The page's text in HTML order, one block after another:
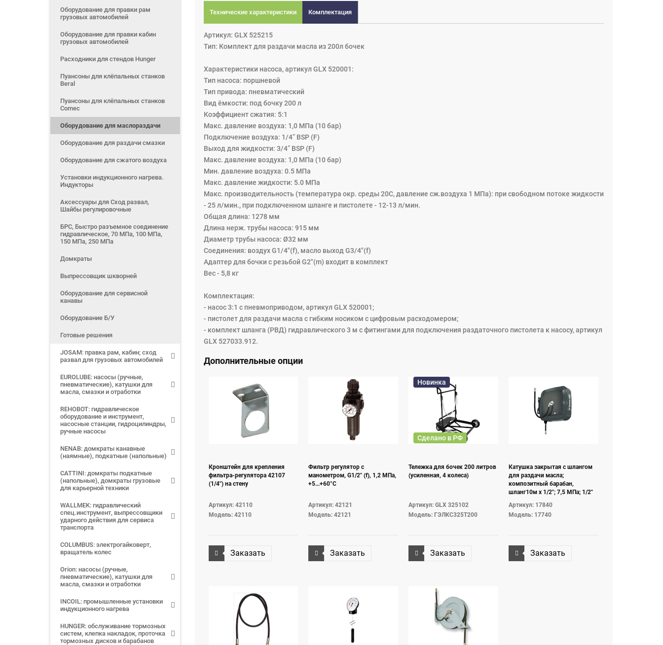
Оборудование для правки рам
грузовых автомобилей
Оборудование для правки кабин
грузовых автомобилей
Расходники для стендов Hunger
Пуансоны для клёпальных станков
Beral
Пуансоны для клёпальных станков
Comec
Оборудование для маслораздачи
Оборудование для раздачи смазки
Оборудование для сжатого воздуха
Установки индукционного нагрева.
Индукторы
Аксессуары для Сход развал,
Шайбы регулировочные
БРС, Быстро разъемное соединение
гидравлическое, 70 МПа, 100 МПа,
150 МПа, 250 МПа
Домкраты
Выпрессовщик шкворней
Оборудование для сервисной
канавы
Оборудование Б/У
Готовые решения
JOSAM: правка рам, кабин; сход
развал для грузовых автомобилей
EUROLUBE: насосы (ручные,
пневматические), катушки для
масла, смазки и отработки
REHOBOT: гидравлическое
оборудование и инструмент,
насосные станции, гидроцилиндры,
ручные насосы
NENAB: домкраты канавные
(наямные), подкатные (напольные)
CATTINI: домкраты подкатные
(напольные), домкраты грузовые
для карьерной техники
WALLMEK: гидравлический
спец.инструмент, выпрессовщики
ударного действия для сервиса
транспорта
COLUMBUS: электрогайковерт,
вращатель колес
Orion: насосы (ручные,
пневматические), катушки для
масла, смазки и отработки
INCOIL: промышленные установки
индукционного нагрева
HUNGER: обслуживание тормозных
систем, клепка накладок, проточка
тормозных дисков и барабанов
- пистолет для раздачи масла с гибким носиком с цифровым расходомером;
- комплект шланга (РВД) гидравлического 3 м с фитингами для подключения раздаточного пистолета к насосу, артикул
GLX 527033.912.
Технические характеристики Комплектация
Артикул: GLX 525215
Тип: Комплект для раздачи масла из 200л бочек
Характеристики насоса, артикул GLX 520001:
Тип насоса: поршневой
Тип привода: пневматический
Вид ёмкости: под бочку 200 л
Коэффициент сжатия: 5:1
Макс. давление воздуха: 1,0 MПa (10 бар)
Подключение воздуха: 1/4” BSP (F)
Выход для жидкости: 3/4” BSP (F)
Maкс. давление воздуха: 1,0 МПа (10 бар)
Мин. давление воздуха: 0.5 MПa
Maкс. давление жидкости: 5.0 MПa
Макс. производительность (температура окр. среды 20С, давление сж.воздуха 1 МПа): при свободном потоке жидкости
- 25 л/мин., при подключенном шланге и пистолете - 12-13 л/мин.
Общая длина: 1278 мм
Длина нерж. трубы насоса: 915 мм
Диаметр трубы насоса: Ø32 мм
Соединения: воздух G1/4"(f), масло выход G3/4"(f)
Адаптер для бочки с резьбой G2"(m) входит в комплект
Вес - 5,8 кг
Комплектация:
- насос 3:1 с пневмоприводом, артикул GLX 520001;
- пистолет для раздачи масла с гибким носиком с цифровым расходомером;
- комплект шланга (РВД) гидравлического 3 м с фитингами для подключения раздаточного пистолета к насосу, артикул
GLX 527033.912.
Дополнительные опции
Кронштейн для крепления
фильтра-регулятора 42107
(1/4") на стену
Артикул: 42110
Модель: 42110
Заказать
Фильтр регулятор с
манометром, G1/2" (f), 1,2 MПa,
+5...+60°C
Артикул: 42121
Модель: 42121
Заказать
Новинка
Сделано в РФ
Тележка для бочек 200 литров
(усиленная, 4 колеса)
Артикул: GLX 325102
Модель: ГЭЛКС325Т200
Заказать
Катушка закрытая с шлангом
для раздачи масла;
композитный барабан,
шланг10м х 1/2"; 7,5 МПа; 1/2"
Артикул: 17840
Модель: 17740
Заказать